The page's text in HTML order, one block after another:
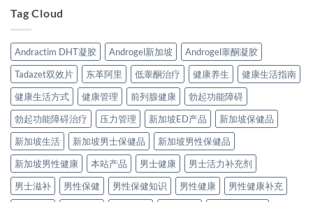
Tag Cloud
Andractim DHT凝胶 Androgel新加坡
Androgel睾酮凝胶
Tadazet双效片
东革阿里 低睾酮治疗 健康养生
健康生活指南
健康生活方式
健康管理 前列腺健康
勃起功能障碍
勃起功能障碍治疗
压力管理 新加坡ED产品
新加坡保健品
新加坡生活
新加坡男士保健品
新加坡男性保健品
新加坡男性健康
本站产品 男士健康
男士活力补充剂
男士滋补
男性保健 男性保健知识 男性健康
男性健康补充